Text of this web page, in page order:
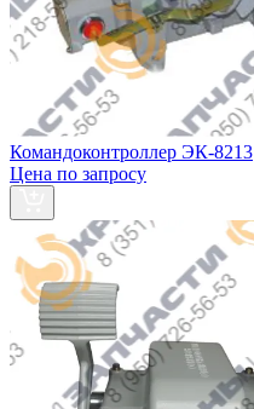
Командоконтроллер ЭК-8213
Цена по запросу